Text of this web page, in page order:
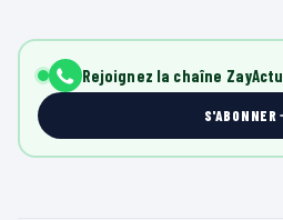
Rejoignez la chaîne ZayActu
S'ABONNER